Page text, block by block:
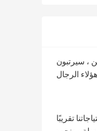
، سيرتبون
تقريبًا